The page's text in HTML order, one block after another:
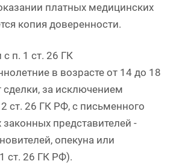
платных медицинских
копия доверенности.
с п. 1 ст. 26 ГК
в возрасте от 14 до 18
за исключением
ст. 26 ГК РФ, с письменного
законных представителей -
опекуна или
ст. 26 ГК РФ).